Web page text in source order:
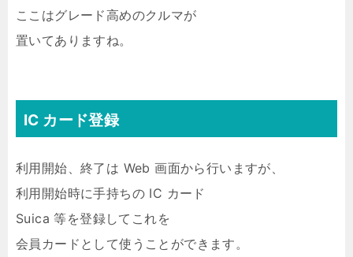
ここはグレード高めのクルマが
置いてありますね。
IC カード登録
利用開始、終了は Web 画面から行いますが、
利用開始時に手持ちの IC カード
Suica 等を登録してこれを
会員カードとして使うことができます。